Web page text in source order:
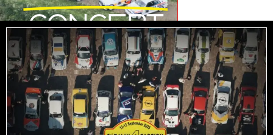
Concept